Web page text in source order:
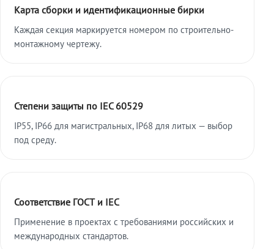
Карта сборки и идентификационные бирки
Каждая секция маркируется номером по строительно-
монтажному чертежу.
Степени защиты по IEC 60529
IP55, IP66 для магистральных, IP68 для литых — выбор
под среду.
Соответствие ГОСТ и IEC
Применение в проектах с требованиями российских и
международных стандартов.